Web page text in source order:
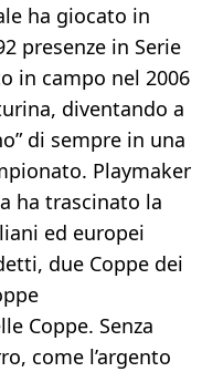
ha giocato in
presenze in Serie
in campo nel 2006
diventando a
di sempre in una
Playmaker
ha trascinato la
ed europei
due Coppe dei
Coppe. Senza
come l’argento